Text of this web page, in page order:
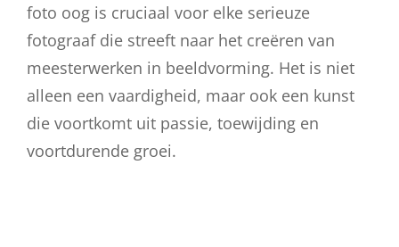
foto oog is cruciaal voor elke serieuze
fotograaf die streeft naar het creëren van
meesterwerken in beeldvorming. Het is niet
alleen een vaardigheid, maar ook een kunst
die voortkomt uit passie, toewijding en
voortdurende groei.